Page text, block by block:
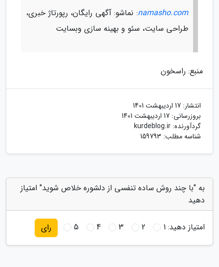
namasho.com: نماشو: آگهی رایگان، رپورتاژ خبری،
طراحی سایت، سئو و بهینه سازی وبسایت
منبع: راسخون
انتشار: 17 اردیبهشت 1401
بروزرسانی: 17 اردیبهشت 1401
گردآورنده: kurdeblog.ir
شناسه مطلب: 159793
به "با چند روش ساده تنفسی از دلشوره خلاص شوید" امتیاز
دهید
امتیاز دهید:1
2
3
4
5 رای